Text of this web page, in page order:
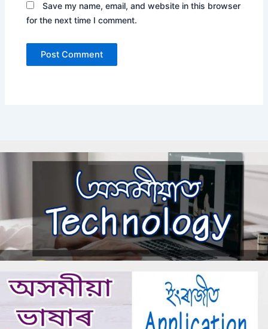
Save my name, email, and website in this browser
for the next time I comment.